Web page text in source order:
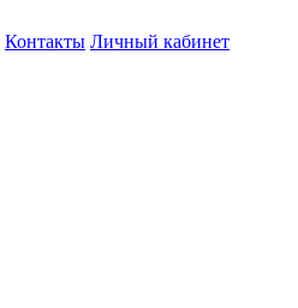
Контакты Личный кабинет